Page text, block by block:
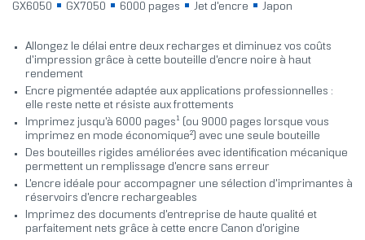
GX6050
GX7050 6000 pages Jet d'encre Japon
Allongez le délai entre deux recharges et diminuez vos coûts
d'impression grâce à cette bouteille d'encre noire à haut
rendement
Encre pigmentée adaptée aux applications professionnelles :
elle reste nette et résiste aux frottements
Imprimez jusqu'à 6000 pages¹ (ou 9000 pages lorsque vous
imprimez en mode économique²) avec une seule bouteille
Des bouteilles rigides améliorées avec identification mécanique
permettent un remplissage d'encre sans erreur
L'encre idéale pour accompagner une sélection d'imprimantes à
réservoirs d'encre rechargeables
Imprimez des documents d'entreprise de haute qualité et
parfaitement nets grâce à cette encre Canon d'origine